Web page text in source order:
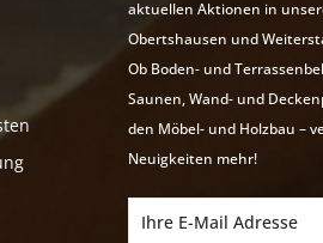
aktuellen Aktionen in
Obertshausen und
Ob Boden- und
Saunen, Wand- und
den Möbel- und Holzbau –
Neuigkeiten mehr!